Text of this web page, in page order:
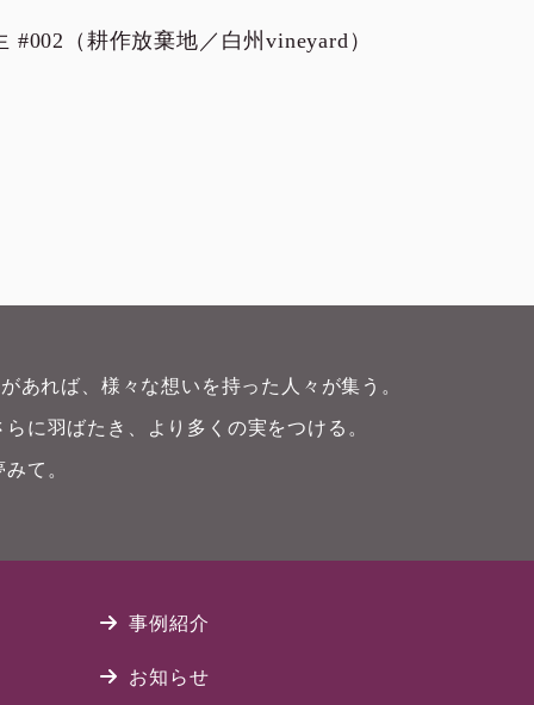
#002（耕作放棄地／白州vineyard）
あれば、様々な想いを持った人々が集う。
に羽ばたき、より多くの実をつける。
て。
事例紹介
お知らせ